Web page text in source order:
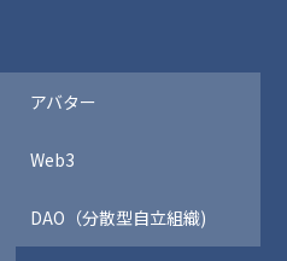
アバター
Web3
DAO（分散型自立組織)